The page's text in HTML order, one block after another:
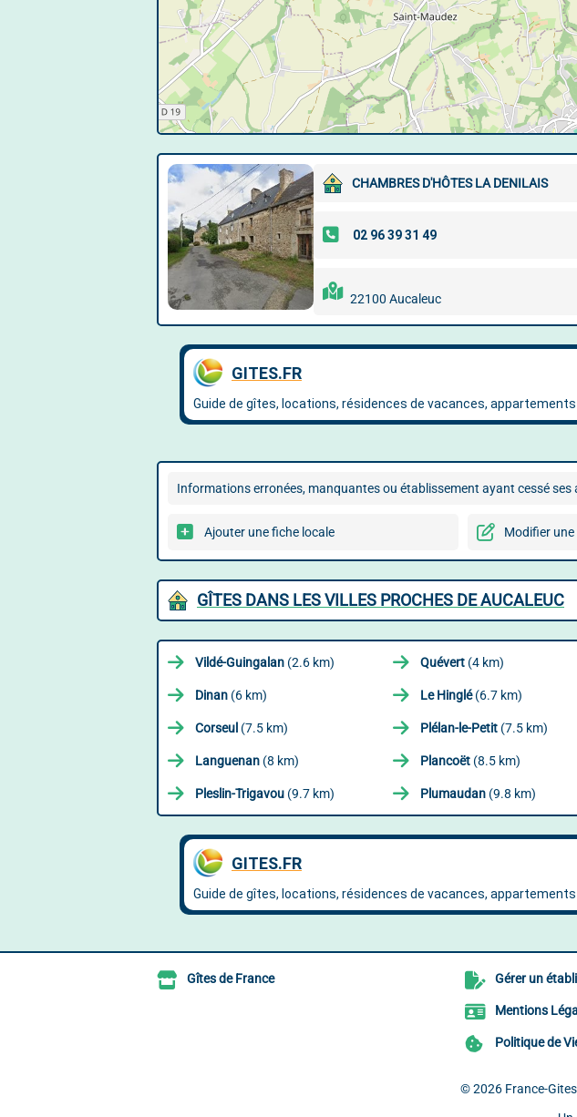
CHAMBRES D'HÔTES LA DENILAIS
22100 Aucaleuc
Informations erronées, manquantes ou établissement ayant cessé ses
Ajouter une fiche locale Modifier
GÎTES DANS LES VILLES PROCHES DE AUCALEUC
Vildé-Guingalan (2.6 km) Quévert(4 km)
Dinan (6 km) Le Hinglé(6.7 km)
Corseul (7.5 km) Plélan-le-Petit(7.5 km)
Languenan (8 km) Plancoët(8.5 km)
Pleslin-Trigavou (9.7 km) Plumaudan(9.8 km)
Gîtes de France Gérer un
Mentions
Politique de
© 2026 France-